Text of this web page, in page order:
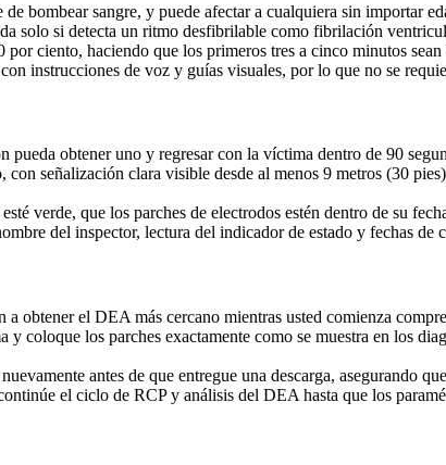
bombear sangre, y puede afectar a cualquiera sin importar
solo si detecta un ritmo desfibrilable como fibrilación
ciento, haciendo que los primeros tres a cinco minutos
instrucciones de voz y guías visuales, por lo que no se
obtener uno y regresar con la víctima dentro de 90
señalización clara visible desde al menos 9 metros (30
verde, que los parches de electrodos estén dentro de su
del inspector, lectura del indicador de estado y fechas de
obtener el DEA más cercano mientras usted comienza
los parches exactamente como se muestra en los
antes de que entregue una descarga, asegurando
el ciclo de RCP y análisis del DEA hasta que los